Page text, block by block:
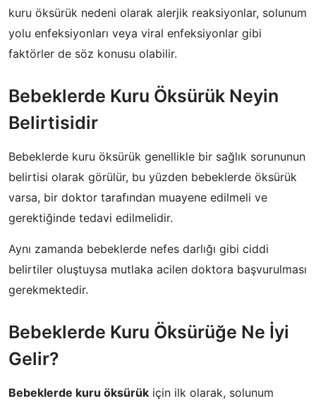
kuru öksürük nedeni olarak alerjik reaksiyonlar, solunum
yolu enfeksiyonları veya viral enfeksiyonlar gibi
faktörler de söz konusu olabilir.
Bebeklerde Kuru Öksürük Neyin
Belirtisidir
Bebeklerde kuru öksürük genellikle bir sağlık sorununun
belirtisi olarak görülür, bu yüzden bebeklerde öksürük
varsa, bir doktor tarafından muayene edilmeli ve
gerektiğinde tedavi edilmelidir.
Aynı zamanda bebeklerde nefes darlığı gibi ciddi
belirtiler oluştuysa mutlaka acilen doktora başvurulması
gerekmektedir.
Bebeklerde Kuru Öksürüğe Ne İyi
Gelir?
Bebeklerde kuru öksürük için ilk olarak, solunum